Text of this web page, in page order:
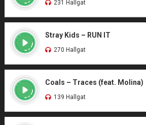
231 Hallgat
Stray Kids – RUN IT
270 Hallgat
Coals – Traces (feat. Molina)
139 Hallgat